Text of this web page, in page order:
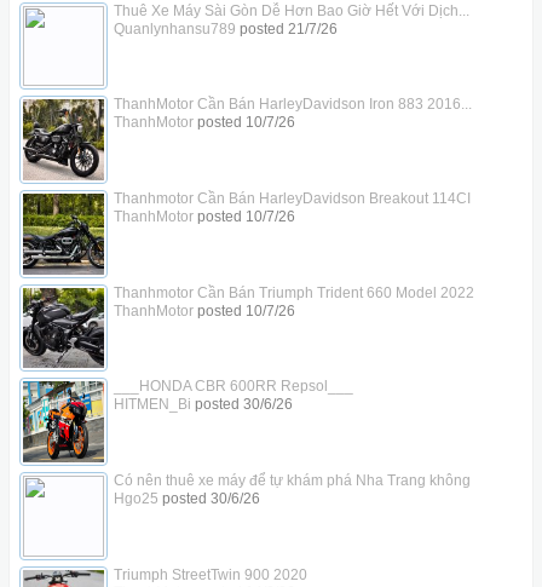
Thuê Xe Máy Sài Gòn Dễ Hơn Bao Giờ Hết Với Dịch...
Quanlynhansu789 posted 21/7/26
ThanhMotor Cần Bán HarleyDavidson Iron 883 2016...
ThanhMotorposted 10/7/26
Thanhmotor Cần Bán HarleyDavidson Breakout 114CI
ThanhMotorposted 10/7/26
Thanhmotor Cần Bán Triumph Trident 660 Model 2022
ThanhMotorposted 10/7/26
___HONDA CBR 600RR Repsol___
HITMEN_Bi posted 30/6/26
Có nên thuê xe máy để tự khám phá Nha Trang không
Hgo25 posted 30/6/26
Triumph StreetTwin 900 2020